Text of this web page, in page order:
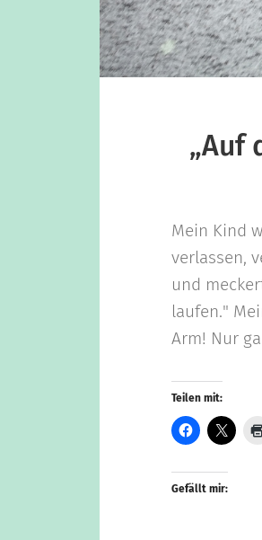
„Auf
Mein Kind
verlassen,
und
laufen."
Arm! Nur
Teilen mit:
Gefällt mir: